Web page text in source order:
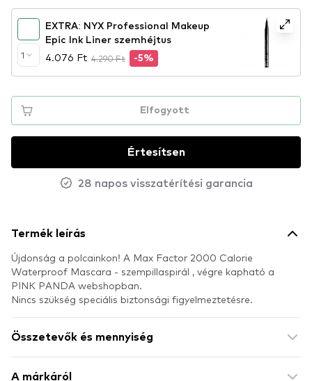
1
EXTRA: NYX Professional Makeup
Epic Ink Liner szemhéjtus
4.076 Ft 4.290 Ft -5%
Elfogyott
Értesítsen
28 napos visszatérítési garancia
Termék leírás
Újdonság a polcainkon! A Max Factor 2000 Calorie
Waterproof Mascara - szempillaspirál , végre kapható a
PINK PANDA webshopban.
Nincs szükség speciális biztonsági figyelmeztetésre.
Összetevők és mennyiség
A márkáról